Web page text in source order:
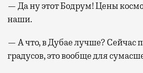
— Да ну этот Бодрум! Цены
наши.
— А что, в Дубае лучше? Сейчас
градусов, это вообще для